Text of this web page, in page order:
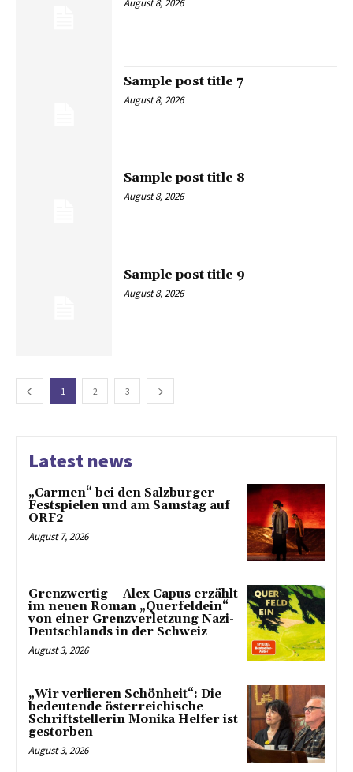
August 8, 2026
Sample post title 7
August 8, 2026
Sample post title 8
August 8, 2026
Sample post title 9
August 8, 2026
1 2 3
Latest news
„Carmen“ bei den Salzburger
Festspielen und am Samstag auf
ORF2
August 7, 2026
Grenzwertig – Alex Capus erzählt
im neuen Roman „Querfeldein“
von einer Grenzverletzung Nazi-
Deutschlands in der Schweiz
August 3, 2026
„Wir verlieren Schönheit“: Die
bedeutende österreichische
Schriftstellerin Monika Helfer ist
gestorben
August 3, 2026